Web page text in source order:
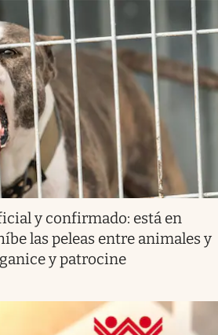
y confirmado: está en
las peleas entre animales y
y patrocine